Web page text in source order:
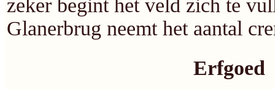
zeker begint het veld zich te
Glanerbrug neemt het aantal
Erfgoed